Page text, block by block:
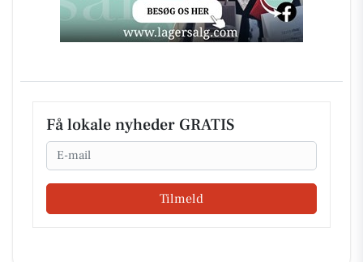
Få lokale nyheder GRATIS
Email
Tilmeld